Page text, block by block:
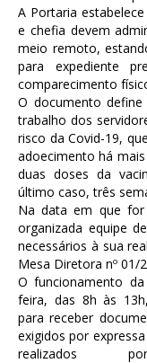
A Portaria
e chefia devem
meio remoto,
para expediente
comparecimento
O documento
trabalho dos
risco da Covid-19,
adoecimento há
duas doses da
último caso, três
Na data em que for
organizada equipe
necessários à sua
Mesa Diretora nº 01/
O funcionamento
feira, das 8h às
para receber
exigidos por